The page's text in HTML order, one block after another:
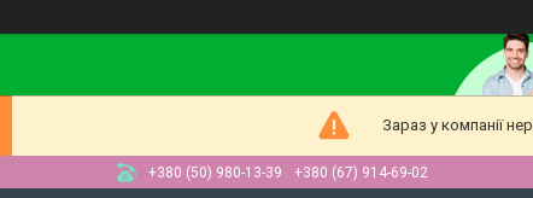
Зараз у компанії
+380 (50) 980-13-39 +380 (67) 914-69-02